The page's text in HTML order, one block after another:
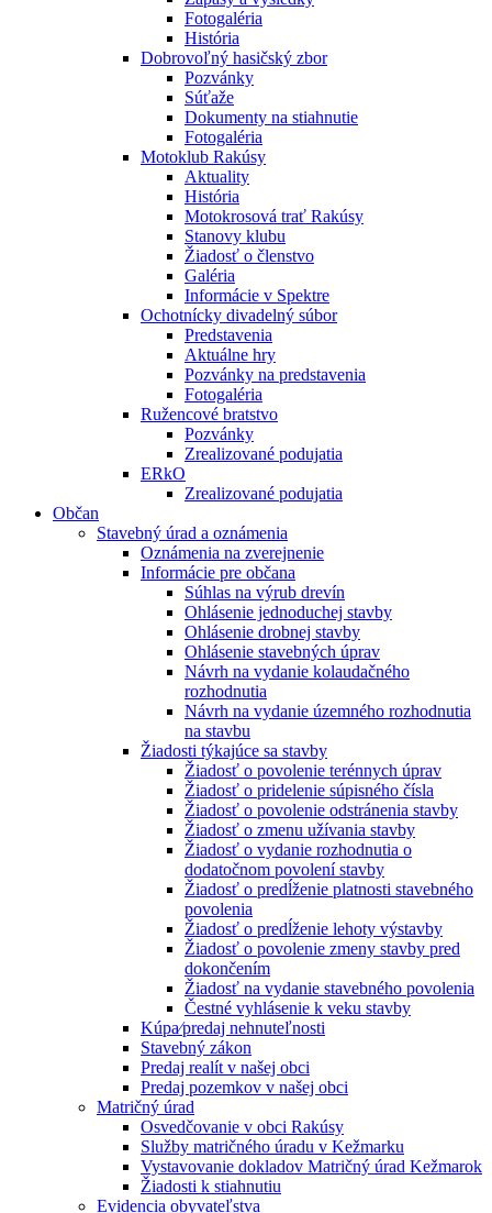
Fotogaléria
História
Dobrovoľný hasičský zbor
Pozvánky
Súťaže
Dokumenty na stiahnutie
Fotogaléria
Motoklub Rakúsy
Aktuality
História
Motokrosová trať Rakúsy
Stanovy klubu
Žiadosť o členstvo
Galéria
Informácie v Spektre
Ochotnícky divadelný súbor
Predstavenia
Aktuálne hry
Pozvánky na predstavenia
Fotogaléria
Ružencové bratstvo
Pozvánky
Zrealizované podujatia
ERkO
Zrealizované podujatia
Občan
Stavebný úrad a oznámenia
Oznámenia na zverejnenie
Informácie pre občana
Súhlas na výrub drevín
Ohlásenie jednoduchej stavby
Ohlásenie drobnej stavby
Ohlásenie stavebných úprav
Návrh na vydanie kolaudačného
rozhodnutia
Návrh na vydanie územného rozhodnutia
na stavbu
Žiadosti týkajúce sa stavby
Žiadosť o povolenie terénnych úprav
Žiadosť o pridelenie súpisného čísla
Žiadosť o povolenie odstránenia stavby
Žiadosť o zmenu užívania stavby
Žiadosť o vydanie rozhodnutia o
dodatočnom povolení stavby
Žiadosť o predĺženie platnosti stavebného
povolenia
Žiadosť o predĺženie lehoty výstavby
Žiadosť o povolenie zmeny stavby pred
dokončením
Žiadosť na vydanie stavebného povolenia
Čestné vyhlásenie k veku stavby
Kúpa⁄predaj nehnuteľnosti
Stavebný zákon
Predaj realít v našej obci
Predaj pozemkov v našej obci
Matričný úrad
Osvedčovanie v obci Rakúsy
Služby matričného úradu v Kežmarku
Vystavovanie dokladov Matričný úrad Kežmarok
Žiadosti k stiahnutiu
Evidencia obyvateľstva